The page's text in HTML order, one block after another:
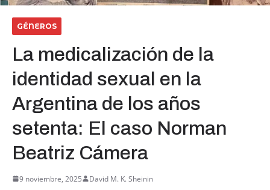
GÉNEROS
La medicalización de la
identidad sexual en la
Argentina de los años
setenta: El caso Norman
Beatriz Cámera
9 noviembre, 2025 David M. K. Sheinin